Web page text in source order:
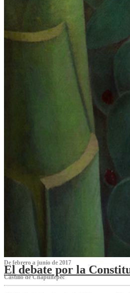
De febrero a junio de 2017
El debate por la
Castillo de Chapultepec